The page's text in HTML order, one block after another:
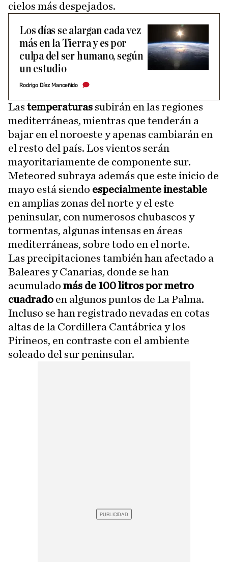
cielos más despejados.
Los días se alargan cada vez
más en la Tierra y es por
culpa del ser humano, según
un estudio
Rodrigo Díez Manceñido
Las temperaturas subirán en las regiones
mediterráneas, mientras que tenderán a
bajar en el noroeste y apenas cambiarán en
el resto del país. Los vientos serán
mayoritariamente de componente sur.
Meteored subraya además que este inicio de
mayo está siendo especialmente inestable
en amplias zonas del norte y el este
peninsular, con numerosos chubascos y
tormentas, algunas intensas en áreas
mediterráneas, sobre todo en el norte.
Las precipitaciones también han afectado a
Baleares y Canarias, donde se han
acumulado más de 100 litros por metro
cuadrado en algunos puntos de La Palma.
Incluso se han registrado nevadas en cotas
altas de la Cordillera Cantábrica y los
Pirineos, en contraste con el ambiente
soleado del sur peninsular.